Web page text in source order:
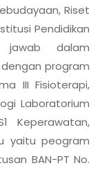
Riset
Pendidikan
dalam
program
III Fisioterapi,
Laboratorium
Keperawatan,
yaitu peogram
BAN-PT No.